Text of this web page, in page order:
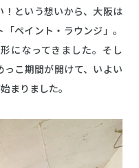
！という想いから、大阪は
ペイント・ラウンジ」。
になってきました。そし
こ期間が開けて、いよい
まりました。